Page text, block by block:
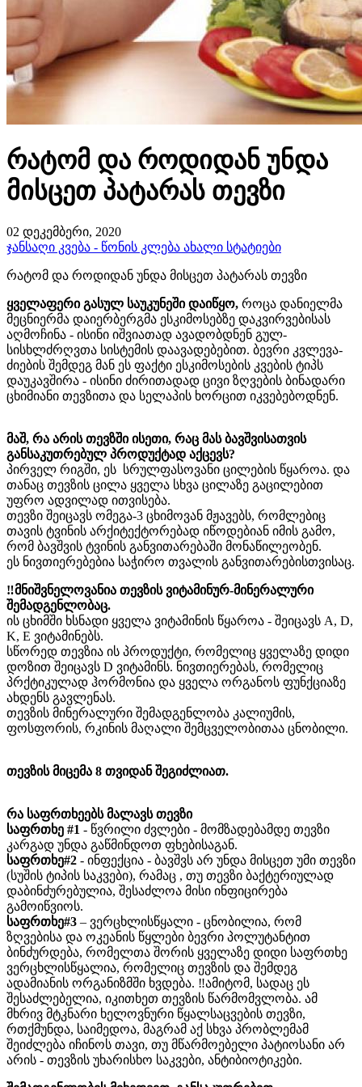
რატომ და როდიდან უნდა
მისცეთ პატარას თევზი
02 დეკემბერი, 2020
ჯანსაღი კვება - წონის კლება ახალი სტატიები
რატომ და როდიდან უნდა მისცეთ პატარას თევზი
ყველაფერი გასულ საუკუნეში დაიწყო, როცა დანიელმა
მეცნიერმა დაიერბერგმა ესკიმოსებზე დაკვირვებისას
აღმოჩინა - ისინი იშვიათად ავადობდნენ გულ-
სისხლძრღვთა სისტემის დაავადებებით. ბევრი კვლევა-
ძიების შემდეგ მან ეს ფაქტი ესკიმოსების კვების ტიპს
დაუკავშირა - ისინი ძირითადად ცივი ზღვების ბინადარი
ცხიმიანი თევზითა და სელაპის ხორცით იკვებებოდნენ.
მაშ, რა არის თევზში ისეთი, რაც მას ბავშვისათვის
განსაკუთრებულ პროდუქტად აქცევს?
პირველ რიგში, ეს სრულფასოვანი ცილების წყაროა. და
თანაც თევზის ცილა ყველა სხვა ცილაზე გაცილებით
უფრო ადვილად ითვისება.
თევზი შეიცავს ომეგა-3 ცხიმოვან მჟავებს, რომლებიც
თავის ტვინის არქიტექტორებად იწოდებიან იმის გამო,
რომ ბავშვის ტვინის განვითარებაში მონაწილეობენ.
ეს ნივთიერებებია საჭირო თვალის განვითარებისთვისაც.
‼️მნიშვნელოვანია თევზის ვიტამინურ-მინერალური
შემადგენლობაც.
ის ცხიმში ხსნადი ყველა ვიტამინის წყაროა - შეიცავს A, D,
K, E ვიტამინებს.
სწორედ თევზია ის პროდუქტი, რომელიც ყველაზე დიდი
დოზით შეიცავს D ვიტამინს. ნივთიერებას, რომელიც
პრქტიკულად ჰორმონია და ყველა ორგანოს ფუნქციაზე
ახდენს გავლენას.
თევზის მინერალური შემადგენლობა კალიუმის,
ფოსფორის, რკინის მაღალი შემცველობითაა ცნობილი.
თევზის მიცემა 8 თვიდან შეგიძლიათ.
რა საფრთხეებს მალავს თევზი
საფრთხე #1 - წვრილი ძვლები - მომზადებამდე თევზი
კარგად უნდა გაწმინდოთ ფხებისაგან.
საფრთხე#2 - ინფექცია - ბავშვს არ უნდა მისცეთ უმი თევზი
(სუშის ტიპის საკვები), რამაც , თუ თევზი ბაქტერიულად
დაბინძურებულია, შესაძლოა მისი ინფიცირება
გამოიწვიოს.
საფრთხე#3 – ვერცხლისწყალი - ცნობილია, რომ
ზღვებისა და ოკეანის წყლები ბევრი პოლუტანტით
ბინძურდება, რომელთა შორის ყველაზე დიდი საფრთხე
ვერცხლისწყალია, რომელიც თევზის და შემდეგ
ადამიანის ორგანიზმში ხვდება. ‼️ამიტომ, სადაც ეს
შესაძლებელია, იკითხეთ თევზის წარმომვლობა. ამ
მხრივ მტკნარი ხელოვნური წყალსაცვების თევზი,
რთქმუნდა, საიმედოა, მაგრამ აქ სხვა პრობლემამ
შეიძლება იჩინოს თავი, თუ მწარმოებელი პატიოსანი არ
არის - თევზის უხარისხო საკვები, ანტიბიოტიკები.